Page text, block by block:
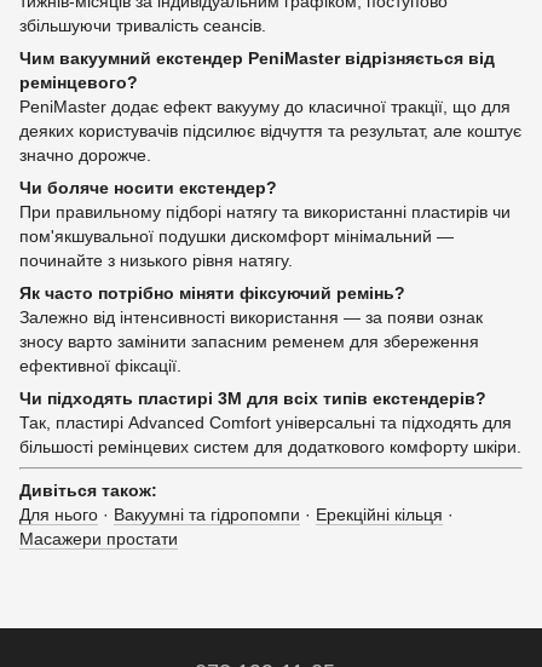
збільшуючи тривалість сеансів.
Чим вакуумний екстендер PeniMaster відрізняється від
ремінцевого?
PeniMaster додає ефект вакууму до класичної тракції, що для
деяких користувачів підсилює відчуття та результат, але коштує
значно дорожче.
Чи боляче носити екстендер?
При правильному підборі натягу та використанні пластирів чи
пом'якшувальної подушки дискомфорт мінімальний —
починайте з низького рівня натягу.
Як часто потрібно міняти фіксуючий ремінь?
Залежно від інтенсивності використання — за появи ознак
зносу варто замінити запасним ременем для збереження
ефективної фіксації.
Чи підходять пластирі 3M для всіх типів екстендерів?
Так, пластирі Advanced Comfort універсальні та підходять для
більшості ремінцевих систем для додаткового комфорту шкіри.
Дивіться також:
Для нього · Вакуумні та гідропомпи · Ерекційні кільця ·
Масажери простати